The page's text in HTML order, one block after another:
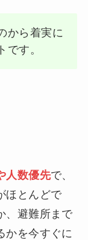
から着実に
です。
人数優先で、
ほとんどで
、避難所まで
かを今すぐに